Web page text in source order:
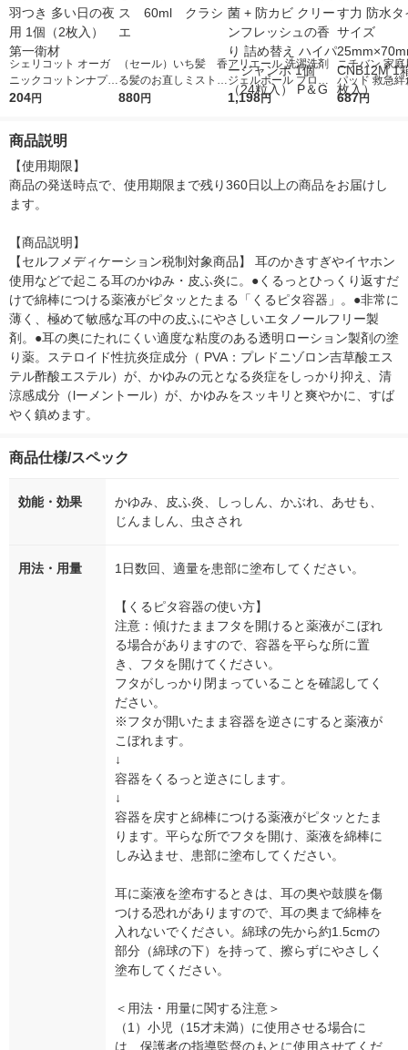
シェリコット オーガ
ニックコットンナプキ
ン 34cm 羽つき 多い
204円
（セール）いち髪 香
る髪のお直しミスト
スムース 60ml ク
880円
アリエール 洗濯洗剤
ジェルボール プロパ
ワー 99%抗菌 + 防カ
1,198円
ニチバン 家
パッド 救急絆
アリーヴ 治す
687円
商品説明
【使用期限】
商品の発送時点で、使用期限まで残り360日以上の商品をお届けし
ます。
【商品説明】
【セルフメディケーション税制対象商品】 耳のかきすぎやイヤホン
使用などで起こる耳のかゆみ・皮ふ炎に。●くるっとひっくり返すだ
けで綿棒につける薬液がピタッとたまる「くるピタ容器」。●非常に
薄く、極めて敏感な耳の中の皮ふにやさしいエタノールフリー製
剤。●耳の奥にたれにくい適度な粘度のある透明ローション製剤の塗
り薬。ステロイド性抗炎症成分（ PVA：プレドニゾロン吉草酸エス
テル酢酸エステル）が、かゆみの元となる炎症をしっかり抑え、清
涼感成分（lーメントール）が、かゆみをスッキリと爽やかに、すば
やく鎮めます。
商品仕様/スペック
効能・効果
かゆみ、皮ふ炎、しっしん、かぶれ、あせも、
じんましん、虫さされ
用法・用量 1日数回、適量を患部に塗布してください。
【くるピタ容器の使い方】
注意：傾けたままフタを開けると薬液がこぼれ
る場合がありますので、容器を平らな所に置
き、フタを開けてください。
フタがしっかり閉まっていることを確認してく
ださい。
※フタが開いたまま容器を逆さにすると薬液が
こぼれます。
↓
容器をくるっと逆さにします。
↓
容器を戻すと綿棒につける薬液がピタッとたま
ります。平らな所でフタを開け、薬液を綿棒に
しみ込ませ、患部に塗布してください。
耳に薬液を塗布するときは、耳の奥や鼓膜を傷
つける恐れがありますので、耳の奥まで綿棒を
入れないでください。綿球の先から約1.5cmの
部分（綿球の下）を持って、擦らずにやさしく
塗布してください。
＜用法・用量に関する注意＞
（1）小児（15才未満）に使用させる場合に
は、保護者の指導監督のもとに使用させてくだ